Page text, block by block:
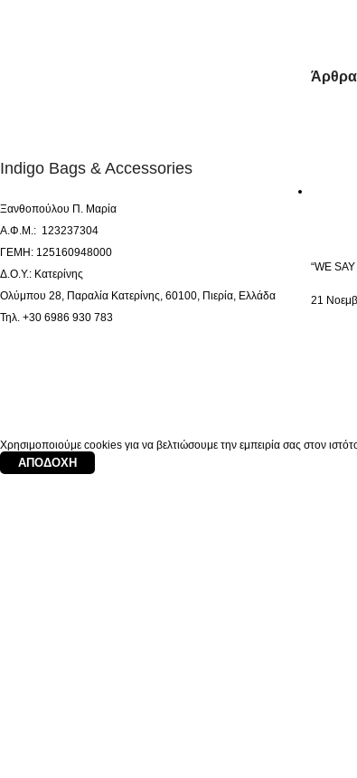
Indigo Bags & Accessories
Ξανθοπούλου Π. Μαρία
Α.Φ.Μ.: 123237304
ΓΕΜΗ: 125160948000
Δ.Ο.Υ.: Κατερίνης
Ολύμπου 28, Παραλία Κατερίνης, 60100, Πιερία, Ελλάδα
Τηλ. +30 6986 930 783
Άρθρα
“WE SAY
21
Χρησιμοποιούμε cookies για να βελτιώσουμε την εμπειρία σας στον
ΑΠΟΔΟΧΉ